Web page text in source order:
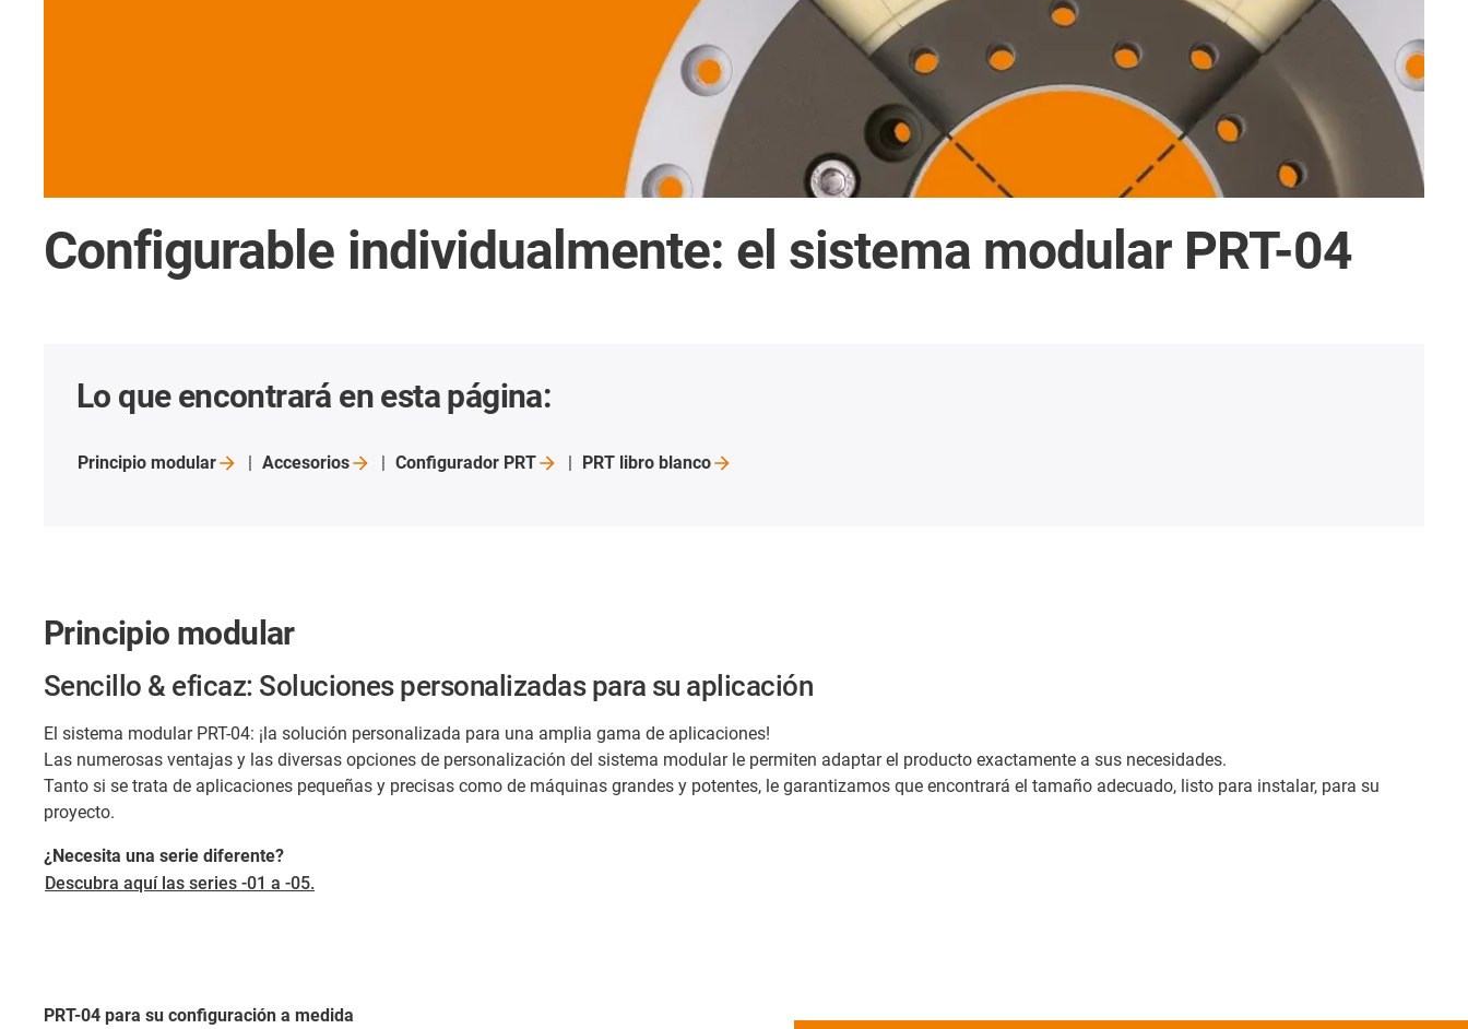
Configurable individualmente: el sistema modular PRT-04
Lo que encontrará en esta página:
Principiomodular Accesorios Configurador PRT PRT libroblanco
Principio modular
Sencillo & eficaz: Soluciones personalizadas para su aplicación
El sistema modular PRT-04: ¡la solución personalizada para una amplia gama de aplicaciones!
Las numerosas ventajas y las diversas opciones de personalización del sistema modular le permiten adaptar el producto exactamente a sus necesidades.
Tanto si se trata de aplicaciones pequeñas y precisas como de máquinas grandes y potentes, le garantizamos que encontrará el tamaño adecuado, listo para instalar, para su
proyecto.
¿Necesita una serie diferente?
Descubra aquí las series -01 a -05.
PRT-04 para su configuración a medida